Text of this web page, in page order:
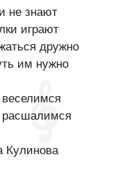
не знают
играют
дружно
им нужно
расшалимся
Кулинова